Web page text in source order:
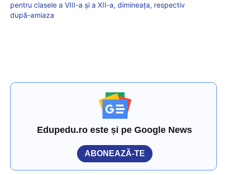
pentru clasele a VIII-a și a XII-a, dimineața, respectiv
după-amiaza
Edupedu.ro este și pe Google News
ABONEAZĂ-TE